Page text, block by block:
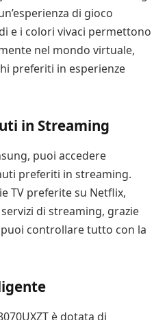
di gioco
e i colori vivaci permettono
nel mondo virtuale,
preferiti in esperienze
in Streaming
puoi accedere
preferiti in streaming.
TV preferite su Netflix,
di streaming, grazie
puoi controllare tutto con la
è dotata di